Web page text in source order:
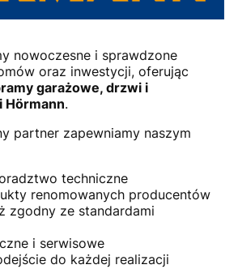
nowoczesne i sprawdzone
oraz inwestycji, oferując
garażowe, drzwi i
Hörmann.
partner zapewniamy naszym
techniczne
renomowanych producentów
zgodny ze standardami
i serwisowe
do każdej realizacji